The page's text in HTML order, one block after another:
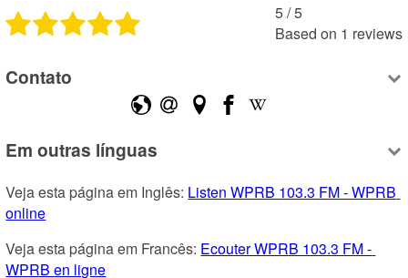
5 /5
Based on 1 reviews
Contato
Em outras línguas
Veja esta página em Inglês: Listen WPRB 103.3 FM - WPRB
online
Veja esta página em Francês: Ecouter WPRB 103.3 FM -
WPRB en ligne